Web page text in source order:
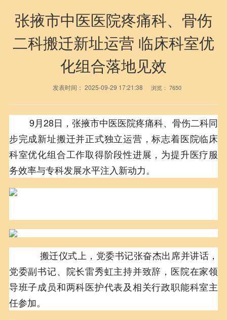
张掖市中医医院疼痛科、骨伤
二科搬迁新址运营 临床科室优
化组合落地见效
发表时间： 2025-09-29 17:21:38 浏览： 7650
9月28日，张掖市中医医院疼痛科、骨伤二科同
步完成新址搬迁并正式独立运营，标志着医院临床
科室优化组合工作取得阶段性进展，为提升医疗服
务效率与专科发展水平注入新动力。
搬迁仪式上，党委书记张奋杰出席并讲话，
党委副书记、院长雷秀虹主持并致辞，医院在家领
导班子成员和两科医护代表及相关行政职能科室主
任参加。